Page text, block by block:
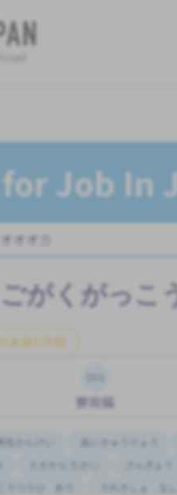
Job In
オオカ
ごがくがっこ
日本語力不問
寮完備
男性かんげい 高いきゅうりょう
こうつうひ あり